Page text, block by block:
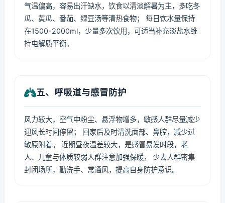
气温偏高，容易出汗缺水，饮食以清淡解暑为主，多吃冬
瓜、黄瓜、番茄、绿豆汤等清热食物； 每日饮水量保持
在1500-2000ml，少量多次饮用，可适当补充淡盐水维
持电解质平衡。
五、呼吸道与感冒防护
风力较大，空气中粉尘、悬浮物增多，敏感人群尽量减少
迎风长时间停留； 回家后及时清洗面部、鼻腔，减少过
敏原附着。 近期昼夜温差较大，是感冒易发时段，老
人、儿童与体质较弱人群注意加强保暖， 少去人群密集
封闭场所，勤洗手、常通风，提高自身防护意识。